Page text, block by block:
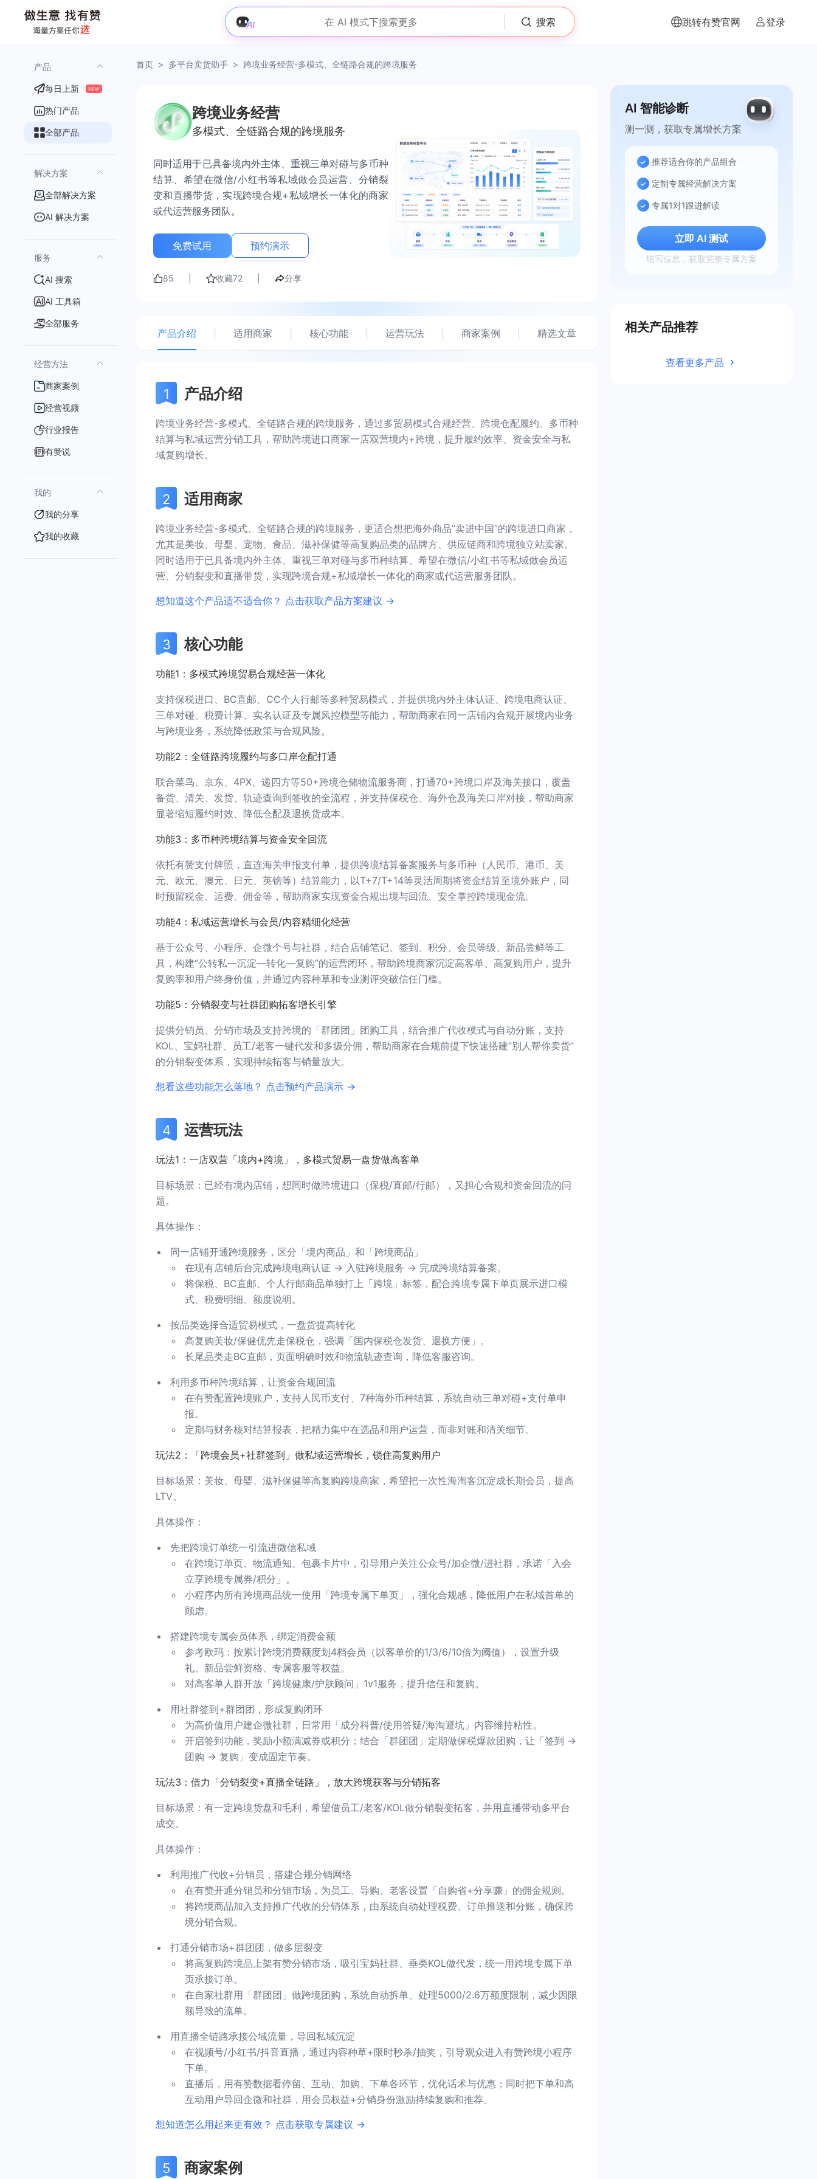
在 AI 模式下搜索更多 搜索 跳转有赞官网 登录
产品
每日上新 NEW
热门产品
全部产品
解决方案
全部解决方案
AI 解决方案
服务
AI 搜索
AI 工具箱
全部服务
经营方法
商家案例
经营视频
行业报告
有赞说
我的
我的分享
我的收藏
首页 > 多平台卖货助手 > 跨境业务经营-多模式、全链路合规的跨境服务
跨境业务经营
多模式、全链路合规的跨境服务
同时适用于已具备境内外主体、重视三单对碰与多币种
结算、希望在微信/小红书等私域做会员运营、分销裂
变和直播带货，实现跨境合规+私域增长一体化的商家
或代运营服务团队。
免费试用 预约演示
85 收藏72 分享
产品介绍 适用商家 核心功能 运营玩法 商家案例 精选文章
产品介绍
跨境业务经营-多模式、全链路合规的跨境服务，通过多贸易模式合规经营、跨境仓配履约、多币种
结算与私域运营分销工具，帮助跨境进口商家一店双营境内+跨境，提升履约效率、资金安全与私
域复购增长。
适用商家
跨境业务经营-多模式、全链路合规的跨境服务，更适合想把海外商品“卖进中国”的跨境进口商家，
尤其是美妆、母婴、宠物、食品、滋补保健等高复购品类的品牌方、供应链商和跨境独立站卖家。
同时适用于已具备境内外主体、重视三单对碰与多币种结算、希望在微信/小红书等私域做会员运
营、分销裂变和直播带货，实现跨境合规+私域增长一体化的商家或代运营服务团队。
想知道这个产品适不适合你？ 点击获取产品方案建议 →
核心功能
功能1：多模式跨境贸易合规经营一体化
支持保税进口、BC直邮、CC个人行邮等多种贸易模式，并提供境内外主体认证、跨境电商认证、
三单对碰、税费计算、实名认证及专属风控模型等能力，帮助商家在同一店铺内合规开展境内业务
与跨境业务，系统降低政策与合规风险。
功能2：全链路跨境履约与多口岸仓配打通
联合菜鸟、京东、4PX、递四方等50+跨境仓储物流服务商，打通70+跨境口岸及海关接口，覆盖
备货、清关、发货、轨迹查询到签收的全流程，并支持保税仓、海外仓及海关口岸对接，帮助商家
显著缩短履约时效、降低仓配及退换货成本。
功能3：多币种跨境结算与资金安全回流
依托有赞支付牌照，直连海关申报支付单，提供跨境结算备案服务与多币种（人民币、港币、美
元、欧元、澳元、日元、英镑等）结算能力，以T+7/T+14等灵活周期将资金结算至境外账户，同
时预留税金、运费、佣金等，帮助商家实现资金合规出境与回流、安全掌控跨境现金流。
功能4：私域运营增长与会员/内容精细化经营
基于公众号、小程序、企微个号与社群，结合店铺笔记、签到、积分、会员等级、新品尝鲜等工
具，构建“公转私—沉淀—转化—复购”的运营闭环，帮助跨境商家沉淀高客单、高复购用户，提升
复购率和用户终身价值，并通过内容种草和专业测评突破信任门槛。
功能5：分销裂变与社群团购拓客增长引擎
提供分销员、分销市场及支持跨境的「群团团」团购工具，结合推广代收模式与自动分账，支持
KOL、宝妈社群、员工/老客一键代发和多级分佣，帮助商家在合规前提下快速搭建“别人帮你卖货”
的分销裂变体系，实现持续拓客与销量放大。
想看这些功能怎么落地？ 点击预约产品演示 →
运营玩法
玩法1：一店双营「境内+跨境」，多模式贸易一盘货做高客单
目标场景：已经有境内店铺，想同时做跨境进口（保税/直邮/行邮），又担心合规和资金回流的问
题。
具体操作：
同一店铺开通跨境服务，区分「境内商品」和「跨境商品」
在现有店铺后台完成跨境电商认证 → 入驻跨境服务 → 完成跨境结算备案。
将保税、BC直邮、个人行邮商品单独打上「跨境」标签，配合跨境专属下单页展示进口模
式、税费明细、额度说明。
按品类选择合适贸易模式，一盘货提高转化
高复购美妆/保健优先走保税仓，强调「国内保税仓发货、退换方便」。
长尾品类走BC直邮，页面明确时效和物流轨迹查询，降低客服咨询。
利用多币种跨境结算，让资金合规回流
在有赞配置跨境账户，支持人民币支付、7种海外币种结算，系统自动三单对碰+支付单申
报。
定期与财务核对结算报表，把精力集中在选品和用户运营，而非对账和清关细节。
玩法2：「跨境会员+社群签到」做私域运营增长，锁住高复购用户
目标场景：美妆、母婴、滋补保健等高复购跨境商家，希望把一次性海淘客沉淀成长期会员，提高
LTV。
具体操作：
先把跨境订单统一引流进微信私域
在跨境订单页、物流通知、包裹卡片中，引导用户关注公众号/加企微/进社群，承诺「入会
立享跨境专属券/积分」。
小程序内所有跨境商品统一使用「跨境专属下单页」，强化合规感，降低用户在私域首单的
顾虑。
搭建跨境专属会员体系，绑定消费金额
参考欧玛：按累计跨境消费额度划4档会员（以客单价的1/3/6/10倍为阈值），设置升级
礼、新品尝鲜资格、专属客服等权益。
对高客单人群开放「跨境健康/护肤顾问」1v1服务，提升信任和复购。
用社群签到+群团团，形成复购闭环
为高价值用户建企微社群，日常用「成分科普/使用答疑/海淘避坑」内容维持粘性。
开启签到功能，奖励小额满减券或积分；结合「群团团」定期做保税爆款团购，让「签到 →
团购 → 复购」变成固定节奏。
玩法3：借力「分销裂变+直播全链路」，放大跨境获客与分销拓客
目标场景：有一定跨境货盘和毛利，希望借员工/老客/KOL做分销裂变拓客，并用直播带动多平台
成交。
具体操作：
利用推广代收+分销员，搭建合规分销网络
在有赞开通分销员和分销市场，为员工、导购、老客设置「自购省+分享赚」的佣金规则。
将跨境商品加入支持推广代收的分销体系，由系统自动处理税费、订单推送和分账，确保跨
境分销合规。
打通分销市场+群团团，做多层裂变
将高复购跨境品上架有赞分销市场，吸引宝妈社群、垂类KOL做代发，统一用跨境专属下单
页承接订单。
在自家社群用「群团团」做跨境团购，系统自动拆单、处理5000/2.6万额度限制，减少因限
额导致的流单。
用直播全链路承接公域流量，导回私域沉淀
在视频号/小红书/抖音直播，通过内容种草+限时秒杀/抽奖，引导观众进入有赞跨境小程序
下单。
直播后，用有赞数据看停留、互动、加购、下单各环节，优化话术与优惠；同时把下单和高
互动用户导回企微和社群，用会员权益+分销身份激励持续复购和推荐。
想知道怎么用起来更有效？ 点击获取专属建议 →
商家案例
AI 智能诊断
测一测，获取专属增长方案
推荐适合你的产品组合
定制专属经营解决方案
专属1对1跟进解读
立即 AI 测试
填写信息，获取完整专属方案
相关产品推荐
查看更多产品